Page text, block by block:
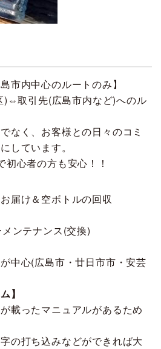
市内中心のルートのみ】
)⇔取引先(広島市内など)へのル
なく、お客様との日々のコミ
しています。
心者の方も安心！！
届け＆空ボトルの回収
ンテナンス(交換)
中心(広島市・廿日市市・安芸
】
載ったマニュアルがあるため
の打ち込みなどができれば大